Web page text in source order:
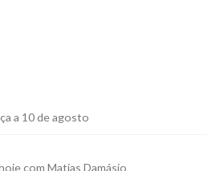
a 10 de agosto
com Matias Damásio